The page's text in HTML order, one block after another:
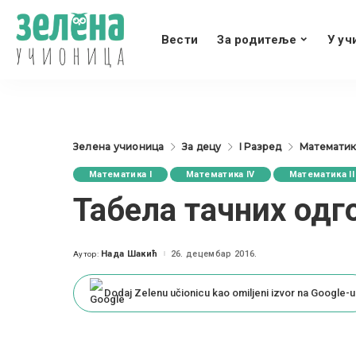
Вести За родитеље У
Зелена учионица За децу I Разред
Математика I Математика IV Математика II
Табела тачних
Posted
Аутор: Нада Шакић 26. децембар 2016.
Dodaj Zelenu učionicu kao omiljeni izvor na Google-u